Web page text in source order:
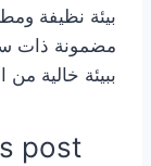
بيئة نظيفة
مضمونة ذات
ببيئة خالية
post?